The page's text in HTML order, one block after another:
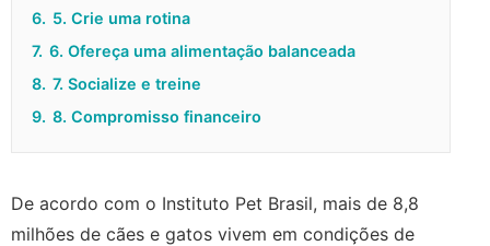
6. 5. Crie uma rotina
7. 6. Ofereça uma alimentação balanceada
8. 7. Socialize e treine
9. 8. Compromisso financeiro
De acordo com o Instituto Pet Brasil, mais de 8,8
milhões de cães e gatos vivem em condições de